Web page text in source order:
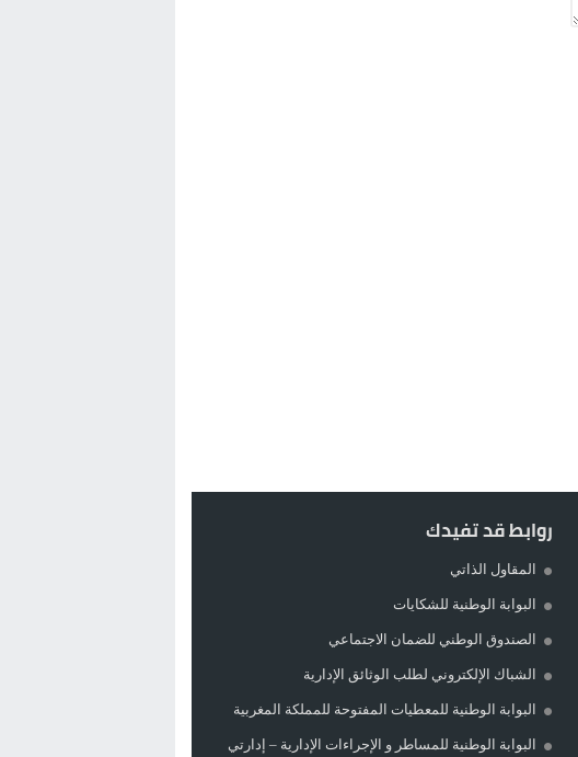
روابط قد تفيدك
المقاول الذاتي
البوابة الوطنية للشكايات
الصندوق الوطني للضمان الاجتماعي
الشباك الإلكتروني لطلب الوثائق الإدارية
البوابة الوطنية للمعطيات المفتوحة للمملكة المغربية
البوابة الوطنية للمساطر و الإجراءات الإدارية – إدارتي